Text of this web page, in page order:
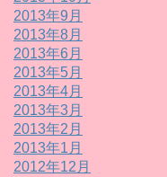
2013年9月
2013年8月
2013年6月
2013年5月
2013年4月
2013年3月
2013年2月
2013年1月
2012年12月